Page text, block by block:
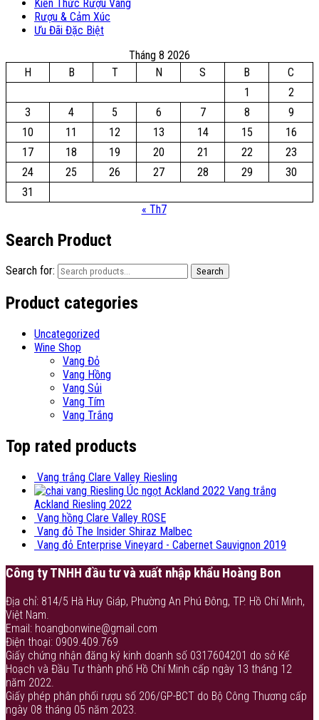
Kiến Thức Rượu Vang
Rượu & Cảm Xúc
Ưu Đãi Đặc Biệt
Tháng 8 2026
H
B T N S B
C
1
2
3
4 5 6 7 8
9
10
11 12 13 14 15
16
17
18 19 20 21 22
23
24
25 26 27 28 29
30
31
« Th7
Search Product
Search for: Search
Product categories
Uncategorized
Wine Shop
Vang Đỏ
Vang Hồng
Vang Sủi
Vang Tím
Vang Trắng
Top rated products
Vang trắng Clare Valley Riesling
Vang trắng
Ackland Riesling 2022
Vang hồng Clare Valley ROSE
Vang đỏ The Insider Shiraz Malbec
Vang đỏ Enterprise Vineyard - Cabernet Sauvignon 2019
Công ty TNHH đầu tư và xuất nhập khẩu Hoàng Bon
Địa chỉ: 814/5 Hà Huy Giáp, Phường An Phú Đông, TP. Hồ Chí Minh,
Việt Nam.
Email: hoangbonwine@gmail.com
Điện thoại: 0909.409.769
Giấy chứng nhận đăng ký kinh doanh số 0317604201 do sở Kế
Hoạch và Đầu Tư thành phố Hồ Chí Minh cấp ngày 13 tháng 12
năm 2022.
Giấy phép phân phối rượu số 206/GP-BCT do Bộ Công Thương cấp
ngày 08 tháng 05 năm 2023.